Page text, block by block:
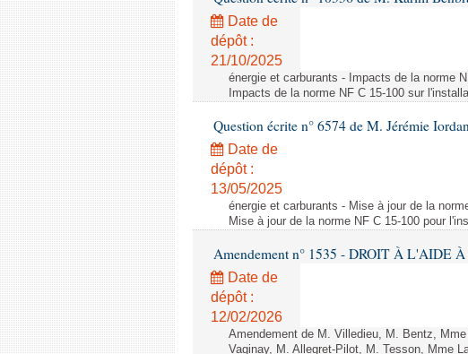
Date de
dépôt :
21/10/2025
énergie et carburants - Impacts de la norme
Impacts de la norme NF C 15-100 sur
Question écrite n° 6574 de M. Jérémie
Date de
dépôt :
13/05/2025
énergie et carburants - Mise à jour de la
Mise à jour de la norme NF C 15-100 pour
Amendement n° 1535 - DROIT À L'AIDE
Date de
dépôt :
12/02/2026
Amendement de M. Villedieu, M. Bentz,
Vaginay, M. Allegret-Pilot, M. Tesson, Mme